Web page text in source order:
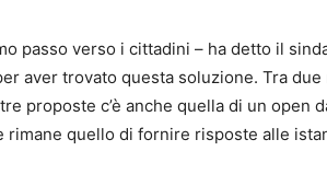
passo verso i cittadini – ha detto il
aver trovato questa soluzione. Tra
proposte c’è anche quella di un open
rimane quello di fornire risposte alle